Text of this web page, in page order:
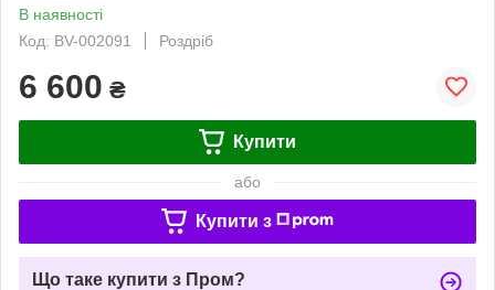
В наявності
Код: BV-002091
Роздріб
6 600 ₴
Купити
або
Купити з
Що таке купити з Пром?